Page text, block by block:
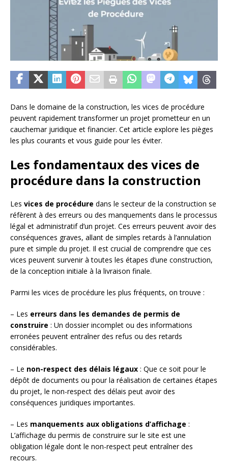
Dans le domaine de la construction, les vices de procédure
peuvent rapidement transformer un projet prometteur en un
cauchemar juridique et financier. Cet article explore les pièges
les plus courants et vous guide pour les éviter.
Les fondamentaux des vices de
procédure dans la construction
Les vices de procédure dans le secteur de la construction se
réfèrent à des erreurs ou des manquements dans le processus
légal et administratif d’un projet. Ces erreurs peuvent avoir des
conséquences graves, allant de simples retards à l’annulation
pure et simple du projet. Il est crucial de comprendre que ces
vices peuvent survenir à toutes les étapes d’une construction,
de la conception initiale à la livraison finale.
Parmi les vices de procédure les plus fréquents, on trouve :
– Les erreurs dans les demandes de permis de
construire : Un dossier incomplet ou des informations
erronées peuvent entraîner des refus ou des retards
considérables.
– Le non-respect des délais légaux : Que ce soit pour le
dépôt de documents ou pour la réalisation de certaines étapes
du projet, le non-respect des délais peut avoir des
conséquences juridiques importantes.
– Les manquements aux obligations d’affichage :
L’affichage du permis de construire sur le site est une
obligation légale dont le non-respect peut entraîner des
recours.